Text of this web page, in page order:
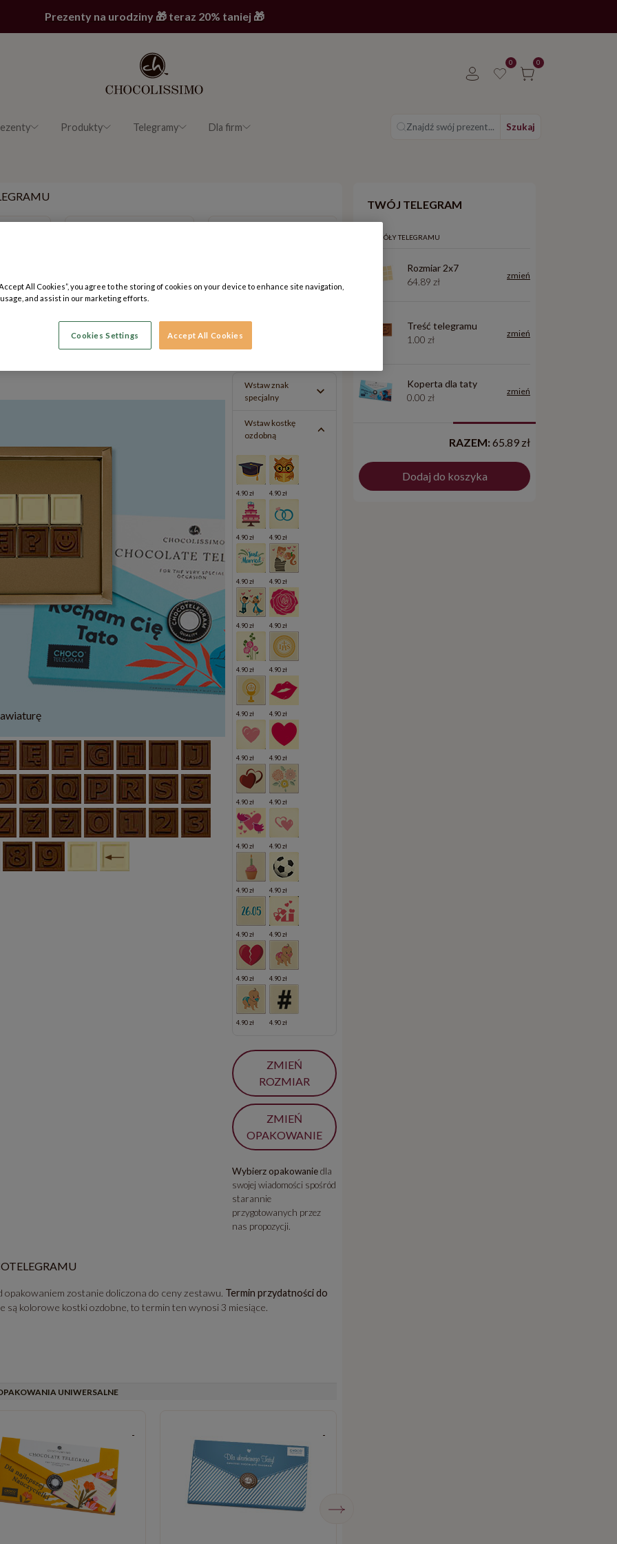
Prezenty na urodziny 🎁 teraz 20% taniej 🎁
0 0
Produkty Telegramy Dla firm Znajdź swój prezent... Szukaj
4x7
Cena: 89.90 zł
Cena: 119.90 zł
Cena: 99.90 zł
Wstaw znak
specjalny
Wstaw kostkę
ozdobną
4.90 zł 4.90 zł
4.90 zł 4.90 zł
4.90 zł 4.90 zł
4.90 zł 4.90 zł
4.90 zł 4.90 zł
4.90 zł 4.90 zł
4.90 zł 4.90 zł
4.90 zł 4.90 zł
4.90 zł 4.90 zł
4.90 zł 4.90 zł
4.90 zł 4.90 zł
4.90 zł 4.90 zł
4.90 zł 4.90 zł
ZMIEŃ
ROZMIAR
ZMIEŃ
OPAKOWANIE
Wybierz opakowaniedla
swojej wiadomości spośród
starannie
przygotowanych przez
nas propozycji.
zostanie doliczona do ceny zestawu. Termin przydatności do
są kolorowe kostki ozdobne, to termin ten wynosi 3 miesiące.
UNIWERSALNE
TWÓJ TELEGRAM
SZCZEGÓŁY TELEGRAMU
Rozmiar 2x7
64.89 zł
zmień
Treść telegramu
1.00 zł
zmień
Koperta dla taty
0.00 zł
zmień
RAZEM:65.89 zł
Dodaj do koszyka
All Cookies”, you agree to the storing of cookies on your device to enhance site navigation,
and assist in our marketing efforts.
Cookies Settings Accept All Cookies